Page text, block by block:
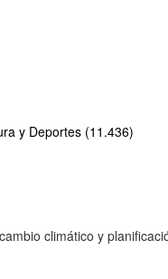
y Deportes (11.436)
climático y